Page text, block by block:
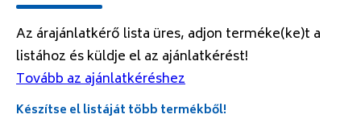
Az árajánlatkérő lista üres, adjon terméke(ke)t a
listához és küldje el az ajánlatkérést!
Tovább az ajánlatkéréshez
Készítse el listáját több termékből!